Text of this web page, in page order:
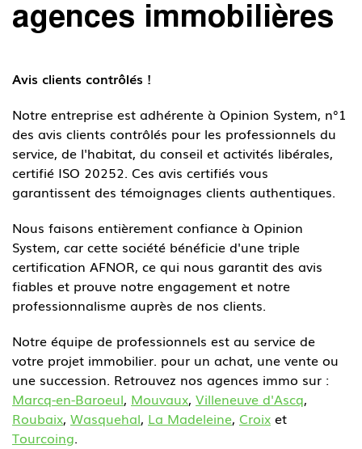
Immotram Villeneuve d'Ascq
03 20 555 222
agences immobilières
Avis clients contrôlés !
Notre entreprise est adhérente à Opinion System, n°1
des avis clients contrôlés pour les professionnels du
service, de l'habitat, du conseil et activités libérales,
certifié ISO 20252. Ces avis certifiés vous
garantissent des témoignages clients authentiques.
Nous faisons entièrement confiance à Opinion
System, car cette société bénéficie d'une triple
certification AFNOR, ce qui nous garantit des avis
fiables et prouve notre engagement et notre
professionnalisme auprès de nos clients.
Notre équipe de professionnels est au service de
votre projet immobilier. pour un achat, une vente ou
une succession. Retrouvez nos agences immo sur :
Marcq-en-Baroeul, Mouvaux, Villeneuve d'Ascq,
Roubaix, Wasquehal, La Madeleine, Croix et
Tourcoing.